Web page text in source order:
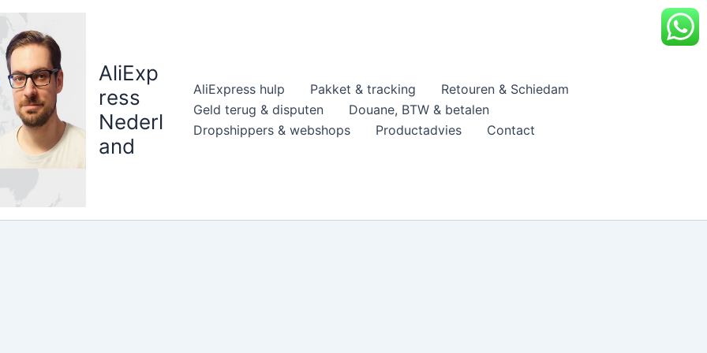
AliExp
ress
Nederl
and
AliExpress hulp Pakket & tracking
Retouren & Schiedam
Geld terug & disputen
Douane, BTW & betalen
Dropshippers & webshops
Productadvies Contact